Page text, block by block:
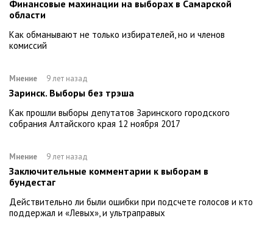
Финансовые махинации на выборах в Самарской
области
Как обманывают не только избирателей, но и членов
комиссий
Мнение 9 лет назад
Заринск. Выборы без трэша
Как прошли выборы депутатов Заринского городского
собрания Алтайского края 12 ноября 2017
Мнение 9 лет назад
Заключительные комментарии к выборам в
бундестаг
Действительно ли были ошибки при подсчете голосов и кто
поддержал и «Левых», и ультраправых